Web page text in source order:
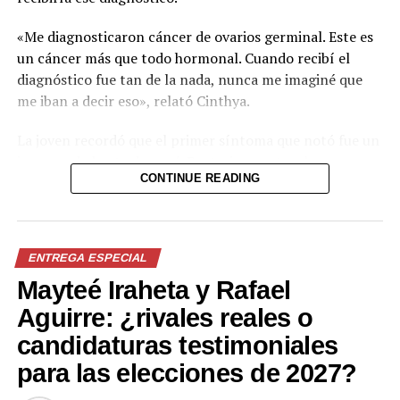
«Me diagnosticaron cáncer de ovarios germinal. Este es
un cáncer más que todo hormonal. Cuando recibí el
diagnóstico fue tan de la nada, nunca me imaginé que
me iban a decir eso», relató Cinthya.
inesperado brote de acné. Posteriormente, el
tratamiento que recibió para esa condición le provocó
varias consultas y exámenes, fue diagnosticada con
cáncer de ovarios germinal.
«Cuando recibí la noticia de que yo tenía cáncer fue un
golpe realmente muy fuerte», expresó.
Cinthya señaló que inicialmente dudó en someterse a la
cirugía y al tratamiento. Sin embargo, aseguró que
encontró el apoyo necesario en la misma fundación
CONTINUE READING
ENTREGA ESPECIAL
Mayteé Iraheta y Rafael
Aguirre: ¿rivales reales o
candidaturas testimoniales
para las elecciones de 2027?